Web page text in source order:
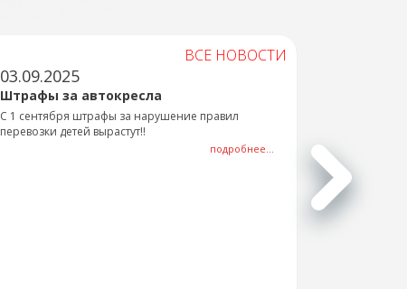
ВСЕ НОВОСТИ
03.09.2025
Штрафы за автокресла
С 1 сентября штрафы за нарушение правил
перевозки детей вырастут!!
подробнее...